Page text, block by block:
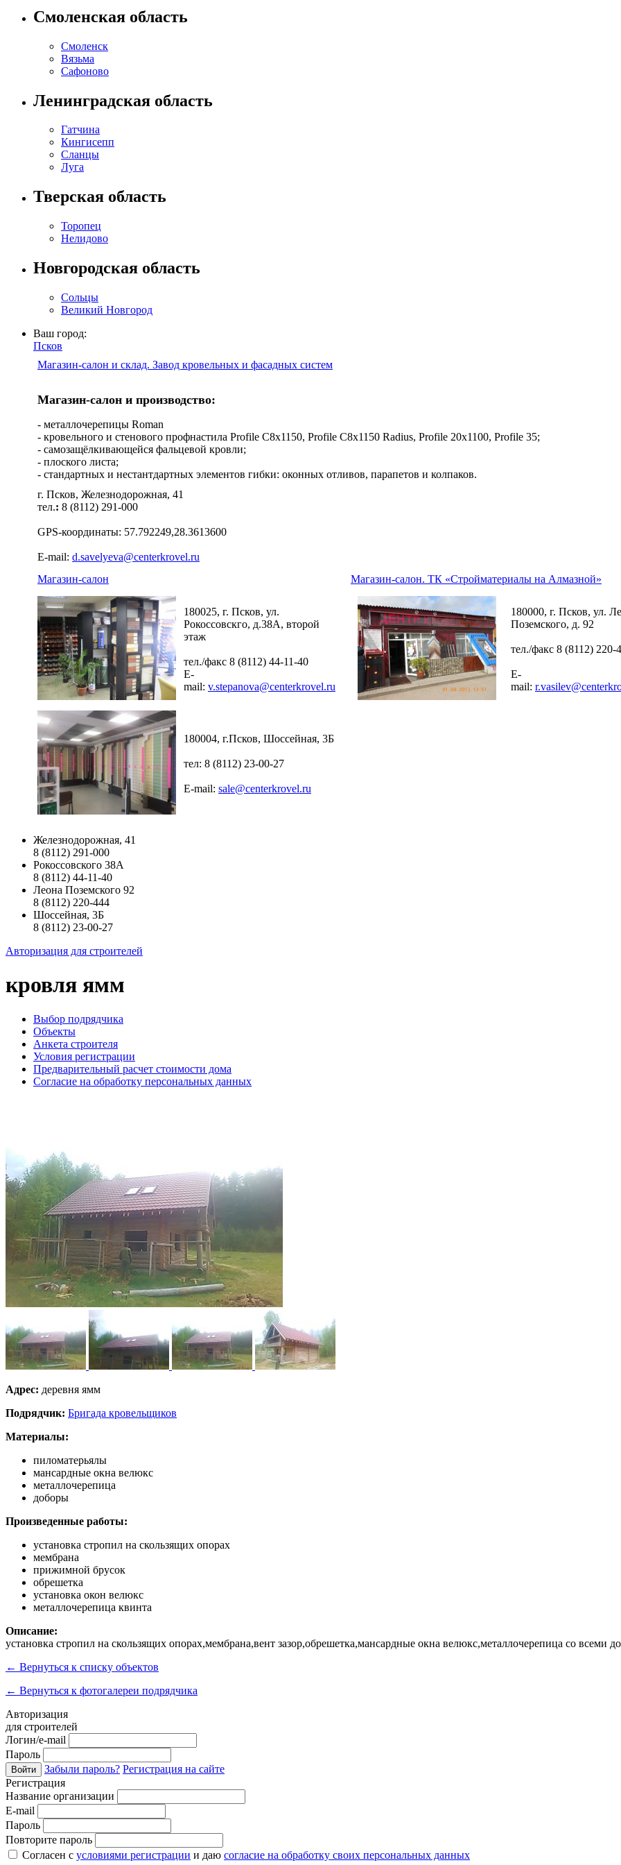
Смоленская область
Смоленск
Вязьма
Сафоново
Ленинградская область
Гатчина
Кингисепп
Сланцы
Луга
Тверская область
Торопец
Нелидово
Новгородская область
Сольцы
Великий Новгород
Ваш город:
Псков
Магазин-салон и склад. Завод кровельных и фасадных систем
Магазин-салон и производство:
- металлочерепицы Roman
- кровельного и стенового профнастила Profile C8х1150, Profile C8х1150 Radius, Profile 20x1100, Profile 35;
- самозащёлкивающейся фальцевой кровли;
- плоского листа;
- стандартных и нестантдартных элементов гибки: оконных отливов, парапетов и колпаков.
г. Псков, Железнодорожная, 41
тел.: 8 (8112) 291-000
GPS-координаты: 57.792249,28.3613600
E-mail: d.savelyeva@centerkrovel.ru
Магазин-салон
Магазин-салон. ТК «Стройматериалы на Алмазной»
180025, г. Псков, ул.
Рокоссовскго, д.38А, второй
этаж
тел./факс 8 (8112) 44-11-40
E-
mail: v.stepanova@centerkrovel.ru
180000, г. Псков, ул.
Поземского, д. 92
тел./факс 8 (8112) 220-
E-
mail:
180004, г.Псков, Шоссейная, 3Б
тел: 8 (8112) 23-00-27
E-mail: sale@centerkrovel.ru
Железнодорожная, 41
8 (8112) 291-000
Рокоссовского 38А
8 (8112) 44-11-40
Леона Поземского 92
8 (8112) 220-444
Шоссейная, 3Б
8 (8112) 23-00-27
Авторизация для строителей
кровля ямм
Выбор подрядчика
Объекты
Анкета строителя
Условия регистрации
Предварительный расчет стоимости дома
Согласие на обработку персональных данных
Адрес: деревня ямм
Подрядчик: Бригада кровельщиков
Материалы:
пиломатерьялы
мансардные окна велюкс
металлочерепица
доборы
Произведенные работы:
установка стропил на скользящих опорах
мембрана
прижимной брусок
обрешетка
установка окон велюкс
металлочерепица квинта
Описание:
установка стропил на скользящих опорах,мембрана,вент зазор,обрешетка,мансардные окна велюкс,металлочерепица со всеми
← Вернуться к списку объектов
← Вернуться к фотогалереи подрядчика
Авторизация
для строителей
Логин/e-mail
Пароль
Войти Забыли пароль? Регистрация на сайте
Регистрация
Название организации
E-mail
Пароль
Повторите пароль
Согласен с условиями регистрации и даю согласие на обработку своих персональных данных